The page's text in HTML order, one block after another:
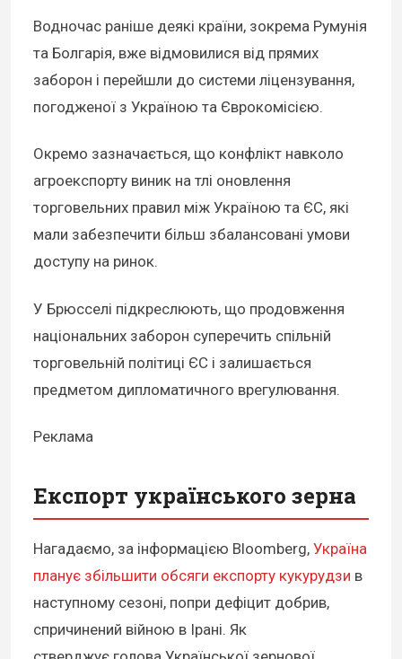
Водночас раніше деякі країни, зокрема Румунія
та Болгарія, вже відмовилися від прямих
заборон і перейшли до системи ліцензування,
погодженої з Україною та Єврокомісією.
Окремо зазначається, що конфлікт навколо
агроекспорту виник на тлі оновлення
торговельних правил між Україною та ЄС, які
мали забезпечити більш збалансовані умови
доступу на ринок.
У Брюсселі підкреслюють, що продовження
національних заборон суперечить спільній
торговельній політиці ЄС і залишається
предметом дипломатичного врегулювання.
Реклама
Експорт українського зерна
Нагадаємо, за інформацією Bloomberg, Україна
планує збільшити обсяги експорту кукурудзи в
наступному сезоні, попри дефіцит добрив,
спричинений війною в Ірані. Як